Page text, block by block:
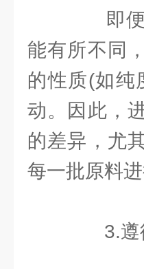
即便
能有所不同
的性质(如纯
动。因此，
的差异，尤
每一批原料
3.遵